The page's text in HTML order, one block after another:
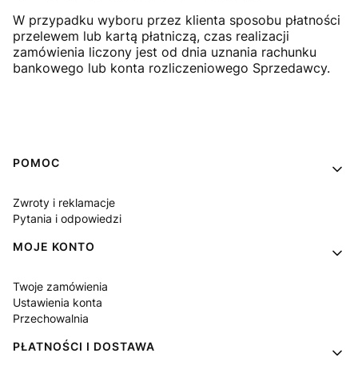
W przypadku wyboru przez klienta sposobu płatności
przelewem lub kartą płatniczą, czas realizacji
zamówienia liczony jest od dnia uznania rachunku
bankowego lub konta rozliczeniowego Sprzedawcy.
Linki w stopce
POMOC
Zwroty i reklamacje
Pytania i odpowiedzi
MOJE KONTO
Twoje zamówienia
Ustawienia konta
Przechowalnia
PŁATNOŚCI I DOSTAWA